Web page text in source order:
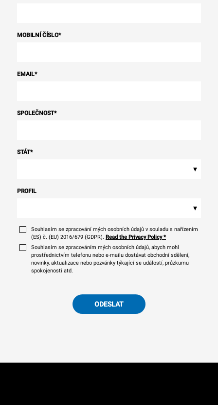
MOBILNÍ ČÍSLO*
EMAIL*
SPOLEČNOST*
STÁT*
▾
PROFIL
▾
Souhlasím se zpracování mých osobních údajů v souladu s nařízením
(ES) č. (EU) 2016/679 (GDPR). Read the Privacy Policy*
Souhlasím se zpracováním mých osobních údajů, abych mohl
prostřednictvím telefonu nebo e-mailu dostávat obchodní sdělení,
novinky, aktualizace nebo pozvánky týkající se událostí, průzkumu
spokojenosti atd.
ODESLAT